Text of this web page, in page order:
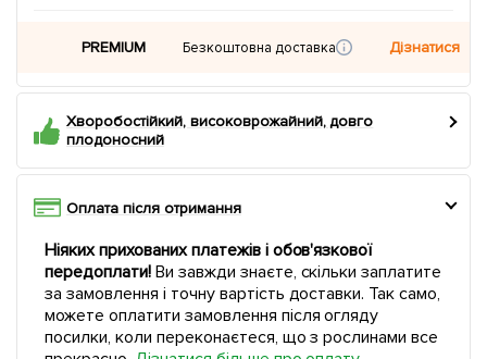
PREMIUM Безкоштовна доставка Дізнатися
Хворобостійкий, високоврожайний, довго
плодоносний
Оплата після отримання
Ніяких прихованих платежів і обов'язкової
передоплати!Ви завжди знаєте, скільки заплатите
за замовлення і точну вартість доставки. Так само,
можете оплатити замовлення після огляду
посилки, коли переконаєтеся, що з рослинами все